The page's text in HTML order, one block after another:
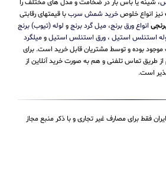
، شینه یا باس بار در ضخامت و مدل های مختلف را
نیز انواع خلوصخرید شمش سرببا قیمتهای رقابتی
انواع ورق برنج، میل گرد برنجو لوله (تیوب) برنج
استنلس استیل ، ورق استنلس استیلومیلگرد
موجود بوده و توسط مشتریان قابل خرید است. برای
طریق تماس تلفنی و هم به صورت خرید آنلاین از
است.
فقط برای مصارف غیر تجاری و با ذکر منبع مجاز